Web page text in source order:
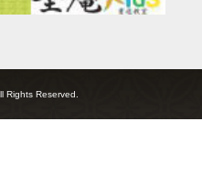
Rights Reserved.